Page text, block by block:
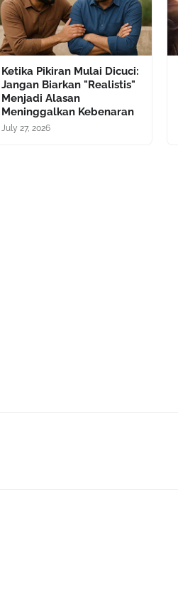
Ketika Pikiran Mulai Dicuci:
Jangan Biarkan "Realistis"
Menjadi Alasan
Meninggalkan Kebenaran
July 27, 2026